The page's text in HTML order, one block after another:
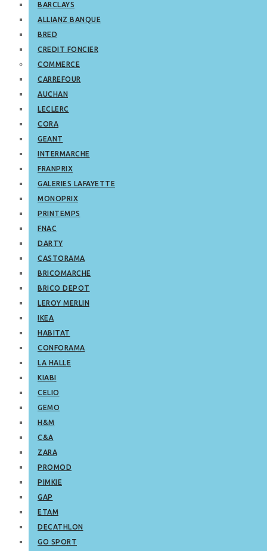
BARCLAYS
ALLIANZ BANQUE
BRED
CREDIT FONCIER
COMMERCE
CARREFOUR
AUCHAN
LECLERC
CORA
GEANT
INTERMARCHE
FRANPRIX
GALERIES LAFAYETTE
MONOPRIX
PRINTEMPS
FNAC
DARTY
CASTORAMA
BRICOMARCHE
BRICO DEPOT
LEROY MERLIN
IKEA
HABITAT
CONFORAMA
LA HALLE
KIABI
CELIO
GEMO
H&M
C&A
ZARA
PROMOD
PIMKIE
GAP
ETAM
DECATHLON
GO SPORT